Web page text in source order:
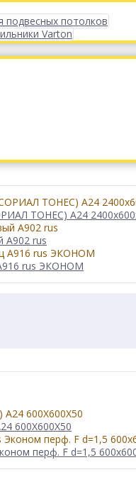
подвесных потолков
Varton
ТОНЕС) A24
А902 rus
rus ЭКОНОМ
600X600X50
перф. F d=1,5